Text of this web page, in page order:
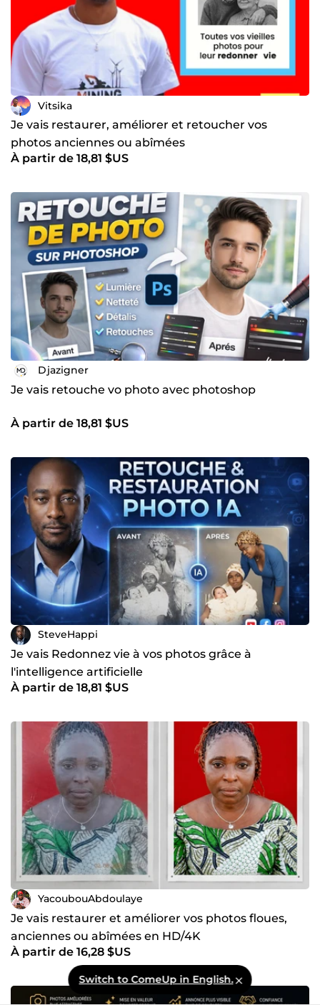
Vitsika
Je vais restaurer, améliorer et retoucher vos
photos anciennes ou abîmées
À partir de 18,81 $US
Djazigner
Je vais retouche vo photo avec photoshop
À partir de 18,81 $US
SteveHappi
Je vais Redonnez vie à vos photos grâce à
l'intelligence artificielle
À partir de 18,81 $US
YacoubouAbdoulaye
Je vais restaurer et améliorer vos photos floues,
anciennes ou abîmées en HD/4K
À partir de 16,28 $US
Switch to ComeUp in English.